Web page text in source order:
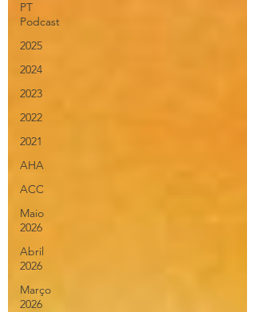
PT
Podcast
2025
2024
2023
2022
2021
AHA
ACC
Maio
2026
Abril
2026
Março
2026